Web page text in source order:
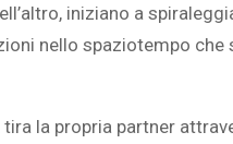
iniziano a
nello spaziotempo che
la propria partner